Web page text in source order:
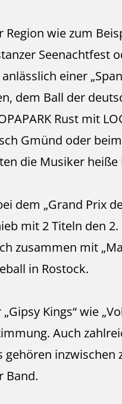
wie zum
Seenachtfest
einer
dem Ball der
Rust mit
Gmünd oder
die Musiker
dem „Grand Prix
mit 2 Titeln den 2.
zusammen mit
in Rostock.
Kings“ wie
Auch
gehören inzwischen
Band.